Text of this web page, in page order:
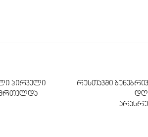
პირველი
რუსთავში